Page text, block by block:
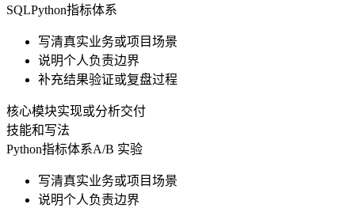
SQLPython指标体系
写清真实业务或项目场景
说明个人负责边界
补充结果验证或复盘过程
核心模块实现或分析交付
技能和写法
Python指标体系A/B 实验
写清真实业务或项目场景
说明个人负责边界